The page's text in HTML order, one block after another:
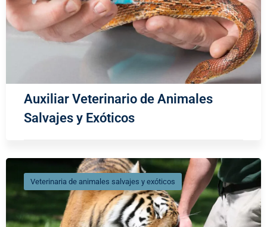
Auxiliar Veterinario de Animales
Salvajes y Exóticos
Veterinaria de animales salvajes y exóticos